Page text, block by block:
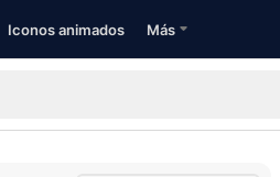
Iconos animados Más